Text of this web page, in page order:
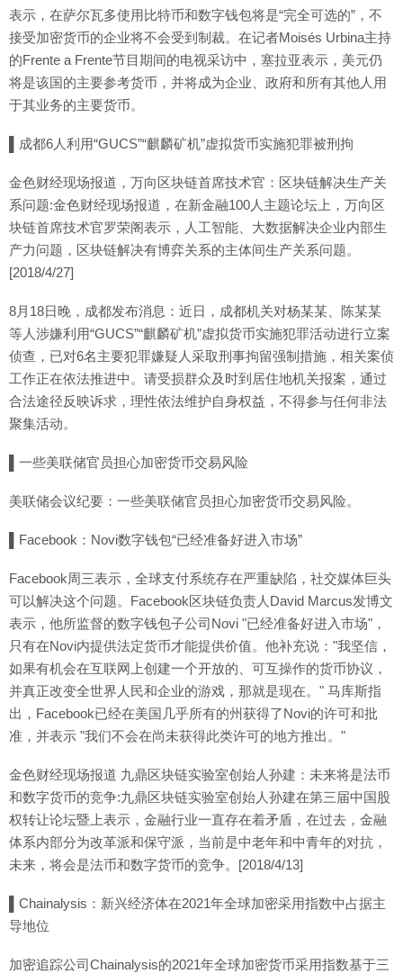
表示，在萨尔瓦多使用比特币和数字钱包将是“完全可选的”，不
接受加密货币的企业将不会受到制裁。在记者Moisés Urbina主持
的Frente a Frente节目期间的电视采访中，塞拉亚表示，美元仍
将是该国的主要参考货币，并将成为企业、政府和所有其他人用
于其业务的主要货币。
▌成都6人利用“GUCS”“麒麟矿机”虚拟货币实施犯罪被刑拘
金色财经现场报道，万向区块链首席技术官：区块链解决生产关
系问题:金色财经现场报道，在新金融100人主题论坛上，万向区
块链首席技术官罗荣阁表示，人工智能、大数据解决企业内部生
产力问题，区块链解决有博弈关系的主体间生产关系问题。
[2018/4/27]
8月18日晚，成都发布消息：近日，成都机关对杨某某、陈某某
等人涉嫌利用“GUCS”“麒麟矿机”虚拟货币实施犯罪活动进行立案
侦查，已对6名主要犯罪嫌疑人采取刑事拘留强制措施，相关案侦
工作正在依法推进中。请受损群众及时到居住地机关报案，通过
合法途径反映诉求，理性依法维护自身权益，不得参与任何非法
聚集活动。
▌一些美联储官员担心加密货币交易风险
美联储会议纪要：一些美联储官员担心加密货币交易风险。
▌Facebook：Novi数字钱包“已经准备好进入市场”
Facebook周三表示，全球支付系统存在严重缺陷，社交媒体巨头
可以解决这个问题。Facebook区块链负责人David Marcus发博文
表示，他所监督的数字钱包子公司Novi "已经准备好进入市场"，
只有在Novi内提供法定货币才能提供价值。他补充说："我坚信，
如果有机会在互联网上创建一个开放的、可互操作的货币协议，
并真正改变全世界人民和企业的游戏，那就是现在。" 马库斯指
出，Facebook已经在美国几乎所有的州获得了Novi的许可和批
准，并表示 "我们不会在尚未获得此类许可的地方推出。"
金色财经现场报道 九鼎区块链实验室创始人孙建：未来将是法币
和数字货币的竞争:九鼎区块链实验室创始人孙建在第三届中国股
权转让论坛暨上表示，金融行业一直存在着矛盾，在过去，金融
体系内部分为改革派和保守派，当前是中老年和中青年的对抗，
未来，将会是法币和数字货币的竞争。[2018/4/13]
▌Chainalysis：新兴经济体在2021年全球加密采用指数中占据主
导地位
加密追踪公司Chainalysis的2021年全球加密货币采用指数基于三